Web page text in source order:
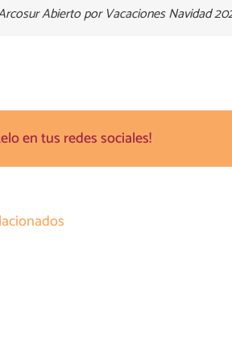
Abierto por Vacaciones Navidad
en tus redes sociales!